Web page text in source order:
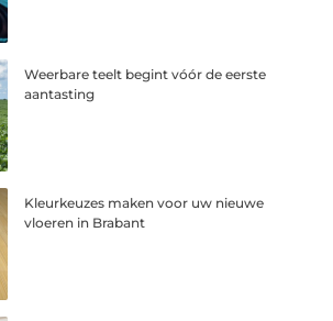
Weerbare teelt begint vóór de eerste
aantasting
Kleurkeuzes maken voor uw nieuwe
vloeren in Brabant